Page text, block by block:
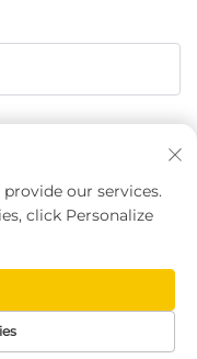
Technology Co.,
our services.
click Personalize